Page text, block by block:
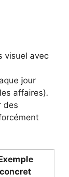
visuel avec
jour
affaires).
des
concret